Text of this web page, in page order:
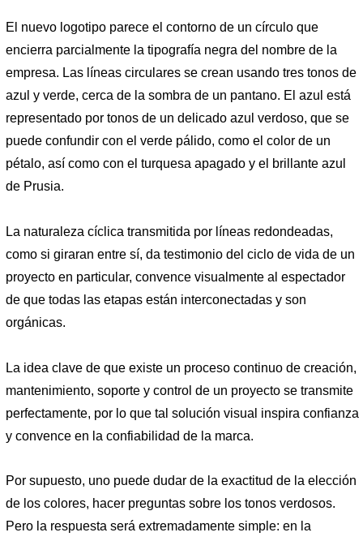
El nuevo logotipo parece el contorno de un círculo que
encierra parcialmente la tipografía negra del nombre de la
empresa. Las líneas circulares se crean usando tres tonos de
azul y verde, cerca de la sombra de un pantano. El azul está
representado por tonos de un delicado azul verdoso, que se
puede confundir con el verde pálido, como el color de un
pétalo, así como con el turquesa apagado y el brillante azul
de Prusia.
La naturaleza cíclica transmitida por líneas redondeadas,
como si giraran entre sí, da testimonio del ciclo de vida de un
proyecto en particular, convence visualmente al espectador
de que todas las etapas están interconectadas y son
orgánicas.
La idea clave de que existe un proceso continuo de creación,
mantenimiento, soporte y control de un proyecto se transmite
perfectamente, por lo que tal solución visual inspira confianza
y convence en la confiabilidad de la marca.
Por supuesto, uno puede dudar de la exactitud de la elección
de los colores, hacer preguntas sobre los tonos verdosos.
Pero la respuesta será extremadamente simple: en la